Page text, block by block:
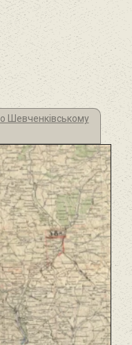
Шевченківському